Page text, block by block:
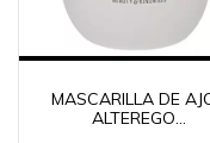
MASCARILLA DE
ALTEREGO